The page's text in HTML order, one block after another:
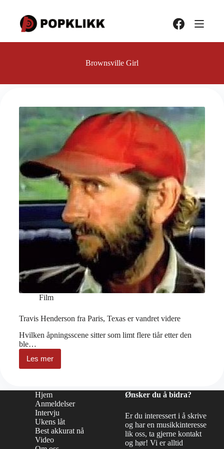
innholdet
Brownsville Girl
Film
Travis Henderson fra Paris, Texas er vandret videre
Hvilken åpningsscene sitter som limt flere tiår etter den
ble…
Les mer
Travis
Henderson
Texas
er
vandret
videre
Hjem
Anmeldelser
Intervju
Ukens låt
Best akkurat nå
Video
Ønsker du å bidra?
Er du interessert i å skrive
og har en musikkinteresse
lik oss, ta gjerne kontakt
og hør! Vi er alltid